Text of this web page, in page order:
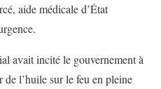
aide médicale d’État
avait incité le gouvernement à
de l’huile sur le feu en pleine